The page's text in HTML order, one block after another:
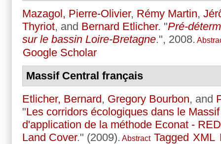
Mazagol, Pierre-Olivier, Rémy Martin,
Thyriot, and Bernard Etlicher. "Pré-
sur le bassin Loire-Bretagne.", 2008.
Google Scholar
Massif Central français
Etlicher, Bernard, Gregory Bourbon, and
"Les corridors écologiques dans le
d'application de la méthode Econat -
Land Cover." (2009). Abstract Tagged XML